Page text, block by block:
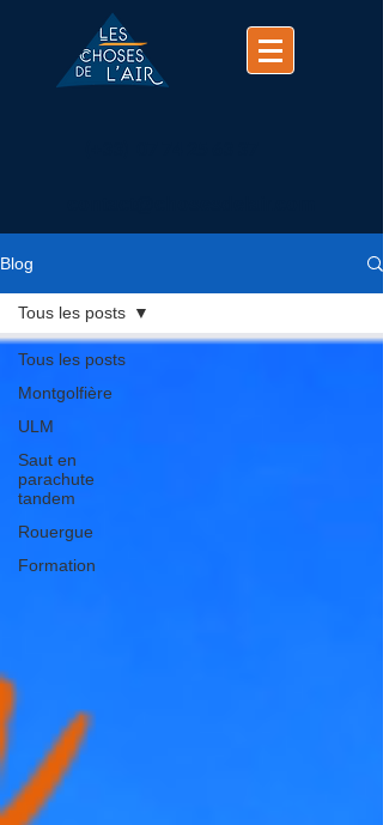
Blog
Tous les posts
Montgolfière
ULM
Saut en
parachute
tandem
Rouergue
Formation
Tous les posts